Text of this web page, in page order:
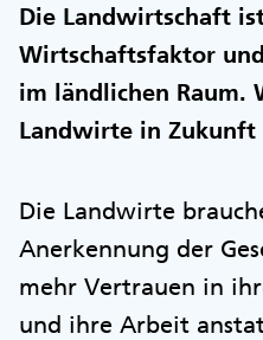
Die Landwirtschaft
Wirtschaftsfaktor
im ländlichen Raum.
Landwirte in
Die Landwirte
Anerkennung der
mehr Vertrauen in
und ihre Arbeit